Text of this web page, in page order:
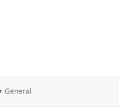
Categorías
General